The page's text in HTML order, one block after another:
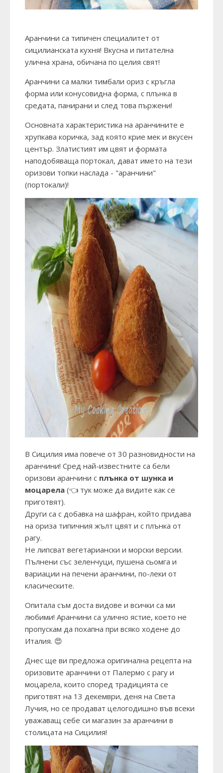
Аранчини са типичен специалитет от
сицилианската кухня! Вкусна и питателна
улична храна, обичана по целия свят!
Аранчини са малки тимбали ориз с кръгла
форма или конусовидна форма, с плънка в
средата, панирани и след това пържени!
Основната характеристика на аранчините е
хрупкава коричка, зад която крие мек и вкусен
център. Златистият им цвят и формата
наподобяваща портокал, дават името на тези
оризови топки наслада - "аранчини"
(портокали)!
В Сицилия има повече от 30 разновидности на
аранчини! Сред най-известните са бели
оризови аранчини с плънка от шунка и
моцарела (👈 тук може да видите как се
приготвят).
Други са с добавка на шафран, който придава
на ориза типичния жълт цвят и с плънка от
рагу.
Не липсват вегетариански и морски версии.
Пълнени със зеленчуци, пушена сьомга и
вариации на печени аранчини, по-леки от
класическите.
Опитала съм доста видове и всички са ми
любими! Аранчини са улично ястие, което не
пропускам да похапна при всяко ходене до
Италия. 😍
Днес ще ви предложа оригинална рецепта на
оризовите аранчини от Палермо с рагу и
моцарела, които според традицията се
приготвят на 13 декември, деня на Света
Лучия, но се продават целогодишно във всеки
уважаващ себе си магазин за аранчини в
столицата на Сицилия!